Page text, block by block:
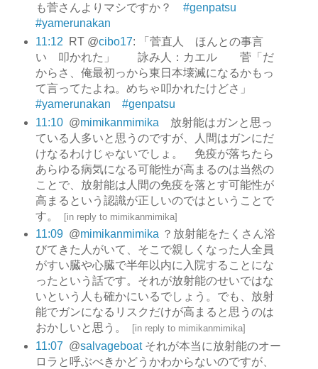
も菅さんよりマシですか？ #genpatsu
#yamerunakan
11:12
RT @cibo17: 「菅直人 ほんとの事言
い 叩かれた」 詠み人：カエル 菅「だ
からさ、俺最初っから東日本壊滅になるかもっ
て言ってたよね。めちゃ叩かれたけどさ」
#yamerunakan #genpatsu
11:10 @mimikanmimika 放射能はガンと思っ
ている人多いと思うのですが、人間はガンにだ
けなるわけじゃないでしょ。 免疫が落ちたら
あらゆる病気になる可能性が高まるのは当然の
ことで、放射能は人間の免疫を落とす可能性が
高まるという認識が正しいのではということで
す。
[in reply to mimikanmimika]
11:09 @mimikanmimika？放射能をたくさん浴
びてきた人がいて、そこで親しくなった人全員
がすい臓や心臓で半年以内に入院することにな
ったという話です。それが放射能のせいではな
いという人も確かにいるでしょう。でも、放射
能でガンになるリスクだけが高まると思うのは
おかしいと思う。
[in reply to mimikanmimika]
11:07 @salvageboatそれが本当に放射能のオー
ロラと呼ぶべきかどうかわからないのですが、